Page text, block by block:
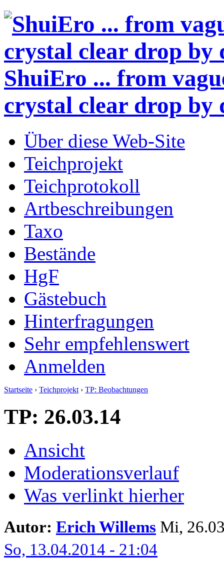
ShuiEro ... from
crystal clear drop by
Über diese Web-Site
Teichprojekt
Teichprotokoll
Artbeschreibungen
Taxo
Bestände
HgF
Gästebuch
Hinterfragungen
Sehr empfehlenswert
Anmelden
Startseite › Teichprojekt › TP: Beobachtungen
TP: 26.03.14
Ansicht
Moderationsverlauf
Was verlinkt hierher
Autor: Erich Willems Mi,
So, 13.04.2014 - 21:04